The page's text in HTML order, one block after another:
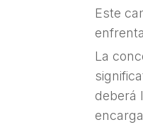
Este
La
deberá